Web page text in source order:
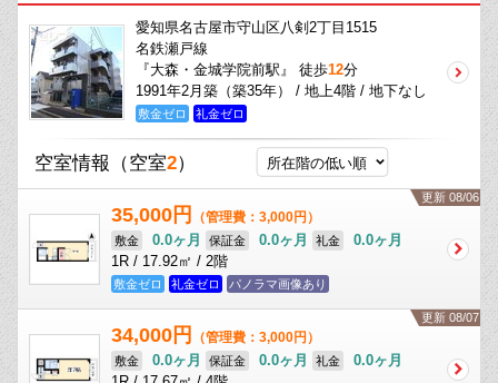
愛知県名古屋市守山区八剣2丁目1515
名鉄瀬戸線
『大森・金城学院前駅』 徒歩12分
1991年2月築（築35年） / 地上4階 / 地下なし
敷金ゼロ 礼金ゼロ
空室情報 （空室2）
更新 08/06
35,000円 （管理費：3,000円）
敷金 0.0ヶ月 保証金 0.0ヶ月 礼金
0.0ヶ月
1R / 17.92㎡ / 2階
敷金ゼロ 礼金ゼロ パノラマ画像あり
更新 08/07
34,000円 （管理費：3,000円）
敷金 0.0ヶ月 保証金 0.0ヶ月 礼金
0.0ヶ月